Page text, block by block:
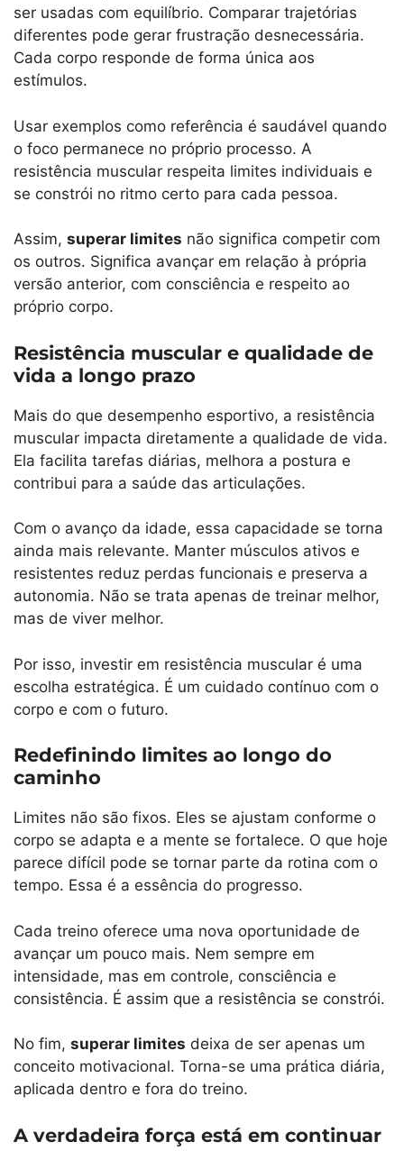
ser usadas com equilíbrio. Comparar trajetórias
diferentes pode gerar frustração desnecessária.
Cada corpo responde de forma única aos
estímulos.
Usar exemplos como referência é saudável quando
o foco permanece no próprio processo. A
resistência muscular respeita limites individuais e
se constrói no ritmo certo para cada pessoa.
Assim, superar limites não significa competir com
os outros. Significa avançar em relação à própria
versão anterior, com consciência e respeito ao
próprio corpo.
Resistência muscular e qualidade de
vida a longo prazo
Mais do que desempenho esportivo, a resistência
muscular impacta diretamente a qualidade de vida.
Ela facilita tarefas diárias, melhora a postura e
contribui para a saúde das articulações.
Com o avanço da idade, essa capacidade se torna
ainda mais relevante. Manter músculos ativos e
resistentes reduz perdas funcionais e preserva a
autonomia. Não se trata apenas de treinar melhor,
mas de viver melhor.
Por isso, investir em resistência muscular é uma
escolha estratégica. É um cuidado contínuo com o
corpo e com o futuro.
Redefinindo limites ao longo do
caminho
Limites não são fixos. Eles se ajustam conforme o
corpo se adapta e a mente se fortalece. O que hoje
parece difícil pode se tornar parte da rotina com o
tempo. Essa é a essência do progresso.
Cada treino oferece uma nova oportunidade de
avançar um pouco mais. Nem sempre em
intensidade, mas em controle, consciência e
consistência. É assim que a resistência se constrói.
No fim, superar limites deixa de ser apenas um
conceito motivacional. Torna-se uma prática diária,
aplicada dentro e fora do treino.
A verdadeira força está em continuar